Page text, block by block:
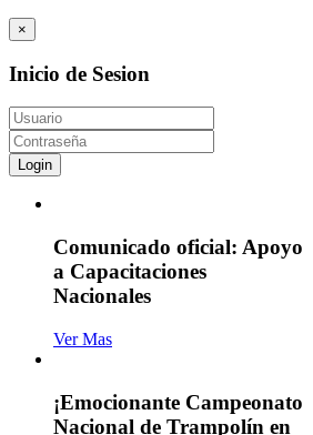
×
Inicio de Sesion
Login
Comunicado oficial: Apoyo
a Capacitaciones
Nacionales
Ver Mas
¡Emocionante Campeonato
Nacional de Trampolín en